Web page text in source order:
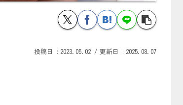
2023.05.02 2025.08.07